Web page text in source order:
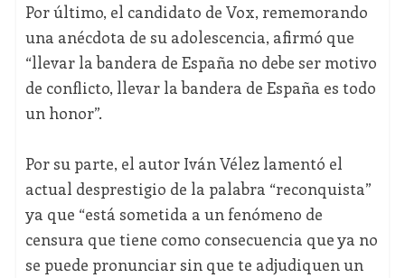
Por último, el candidato de Vox, rememorando
una anécdota de su adolescencia, afirmó que
“llevar la bandera de España no debe ser motivo
de conflicto, llevar la bandera de España es todo
un honor”.
Por su parte, el autor Iván Vélez lamentó el
actual desprestigio de la palabra “reconquista”
ya que “está sometida a un fenómeno de
censura que tiene como consecuencia que ya no
se puede pronunciar sin que te adjudiquen un